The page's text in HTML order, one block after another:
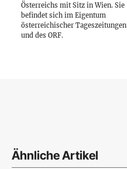
Österreichs mit Sitz in Wien. Sie
befindet sich im Eigentum
österreichischer Tageszeitungen
und des ORF.
Ähnliche Artikel